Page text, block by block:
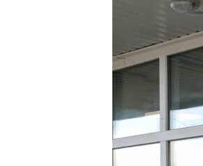
УКРАЇНСЬКА ПРОБЛЕМА КРИМУ